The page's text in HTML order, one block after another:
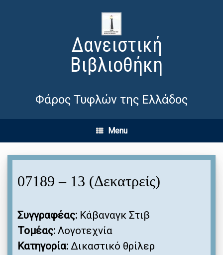
Δανειστική
Βιβλιοθήκη
Φάρος Τυφλών της Ελλάδος
Menu
07189 – 13 (Δεκατρείς)
Συγγραφέας: Κάβαναγκ Στιβ
Τομέας: Λογοτεχνία
Κατηγορία: Δικαστικό θρίλερ